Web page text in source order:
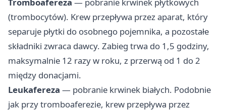
Tromboafereza — pobranie krwinek płytkowych
(trombocytów). Krew przepływa przez aparat, który
separuje płytki do osobnego pojemnika, a pozostałe
składniki zwraca dawcy. Zabieg trwa do 1,5 godziny,
maksymalnie 12 razy w roku, z przerwą od 1 do 2
między donacjami.
Leukafereza — pobranie krwinek białych. Podobnie
jak przy tromboaferezie, krew przepływa przez